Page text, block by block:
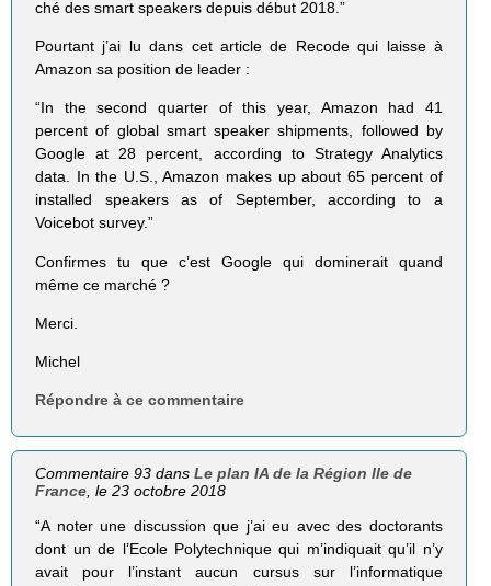
ché des smart speakers depuis début 2018.”
Pourtant j’ai lu dans cet article de Recode qui laisse à
Amazon sa position de leader :
“In the second quarter of this year, Amazon had 41
percent of global smart speaker shipments, followed by
Google at 28 percent, according to Strategy Analytics
data. In the U.S., Amazon makes up about 65 percent of
installed speakers as of September, according to a
Voicebot survey.”
Confirmes tu que c’est Google qui dominerait quand
même ce marché ?
Merci.
Michel
Répondre à ce commentaire
Commentaire 93 dansLe plan IA de la Région Ile de
France , le 23 octobre 2018
“A noter une discussion que j’ai eu avec des doctorants
dont un de l’Ecole Polytechnique qui m’indiquait qu’il n’y
avait pour l’instant aucun cursus sur l’informatique